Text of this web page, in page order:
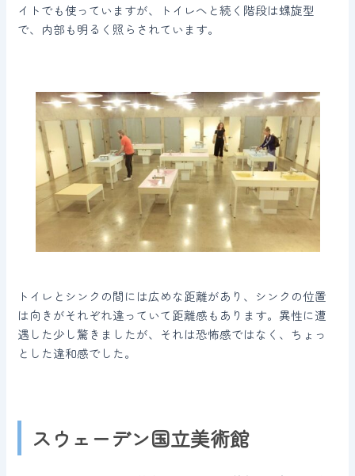
イトでも使っていますが、トイレへと続く階段は螺旋型
で、内部も明るく照らされています。
トイレとシンクの間には広めな距離があり、シンクの位置
は向きがそれぞれ違っていて距離感もあります。異性に遭
遇した少し驚きましたが、それは恐怖感ではなく、ちょっ
とした違和感でした。
スウェーデン国立美術館